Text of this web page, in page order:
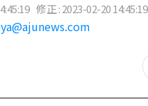
修正 : 2023-02-20 14:45:19